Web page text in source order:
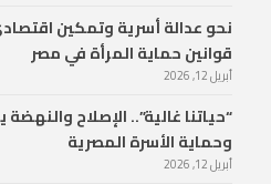
نحو عدالة أسرية وتمكين
قوانين حماية المرأة في مصر
أبريل 12, 2026
“حياتنا غالية”.. الإصلاح
وحماية الأسرة المصرية
أبريل 12, 2026